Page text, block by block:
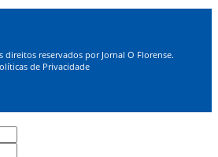
reservados por Jornal O Florense.
de Privacidade